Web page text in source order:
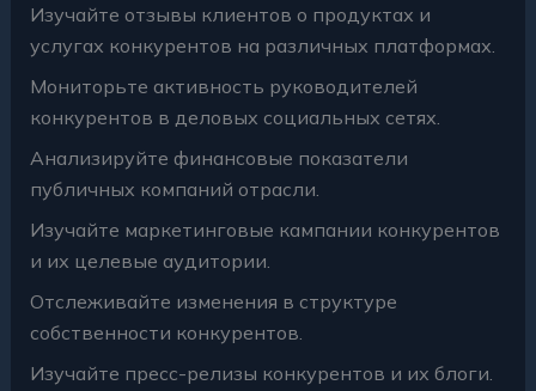
Изучайте отзывы клиентов о продуктах и
услугах конкурентов на различных платформах.
Мониторьте активность руководителей
конкурентов в деловых социальных сетях.
Анализируйте финансовые показатели
публичных компаний отрасли.
Изучайте маркетинговые кампании конкурентов
и их целевые аудитории.
Отслеживайте изменения в структуре
собственности конкурентов.
Изучайте пресс-релизы конкурентов и их блоги.